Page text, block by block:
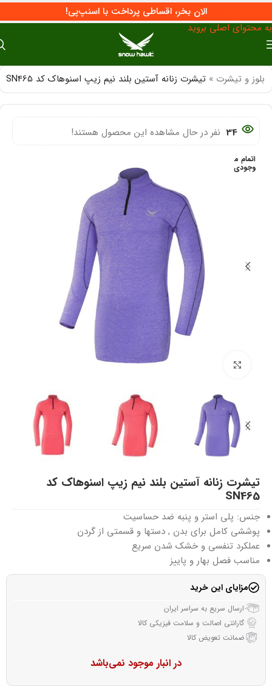
به محتوای اصلی بروید
الان بخر، اقساطی پرداخت با اسنپ‌پی!
بلوز و تیشرت » تیشرت زنانه آستین بلند نیم زیپ اسنوهاک کد SN465
34 نفر در حال مشاهده این محصول هستند!
اتمام م
وجودی
تیشرت زنانه آستین بلند نیم زیپ اسنوهاک کد
SN465
جنس: پلی استر و پنبه ضد حساسیت
پوششی کامل برای بدن , دستها و قسمتی از گردن
عملکرد تنفسی و خشک شدن سریع
مناسب فصل بهار و پاییز
مزایای این خرید
ارسال سریع به سراسر ایران
گارانتی اصالت و سلامت فیزیکی کالا
ضمانت تعویض کالا
در انبار موجود نمی‌باشد